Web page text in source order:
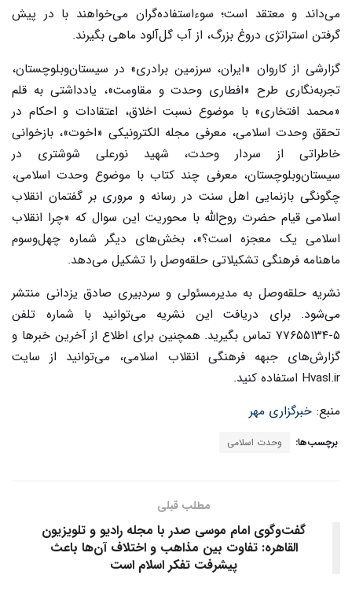
می‌داند و معتقد است؛ سوءاستفاده‌گران می‌خواهند با در پیش
گرفتن استراتژی دروغ بزرگ، از آب گل‌آلود ماهی بگیرند.
گزارشی از کاروان «ایران، سرزمین برادری» در سیستانوبلوچستان،
تجربه‌نگاری طرح «افطاری وحدت و مقاومت»، یادداشتی به قلم
«محمد افتخاری» با موضوع نسبت اخلاق، اعتقادات و احکام در
تحقق وحدت اسلامی، معرفی مجله الکترونیکی «اخوت»، بازخوانی
خاطراتی از سردار وحدت، شهید نورعلی شوشتری در
سیستان‌وبلوچستان، معرفی چند کتاب با موضوع وحدت اسلامی،
چگونگی بازنمایی اهل سنت در رسانه و مروری بر گفتمان انقلاب
اسلامی قیام حضرت روح‌الله با محوریت این سوال که «چرا انقلاب
اسلامی یک معجزه است؟»، بخش‌های دیگر شماره چهل‌وسوم
ماهنامه فرهنگی تشکیلاتی حلقه‌وصل را تشکیل می‌دهد.
نشریه حلقه‌وصل به مدیرمسئولی و سردبیری صادق یزدانی منتشر
می‌شود. برای دریافت این نشریه می‌توانید با شماره تلفن
۵-۷۷۶۵۵۱۳۴ تماس بگیرید. همچنین برای اطلاع از آخرین خبرها و
گزارش‌های جبهه فرهنگی انقلاب اسلامی، می‌توانید از سایت
Hvasl.ir استفاده کنید.
منبع: خبرگزاری مهر
برچسب‌ها: وحدت اسلامی
مطلب قبلی
گفت‌وگوی امام موسی صدر با مجله رادیو و تلویزیون
القاهره: تفاوت بین مذاهب و اختلاف آن‌ها باعث
پیشرفت تفکر اسلام است